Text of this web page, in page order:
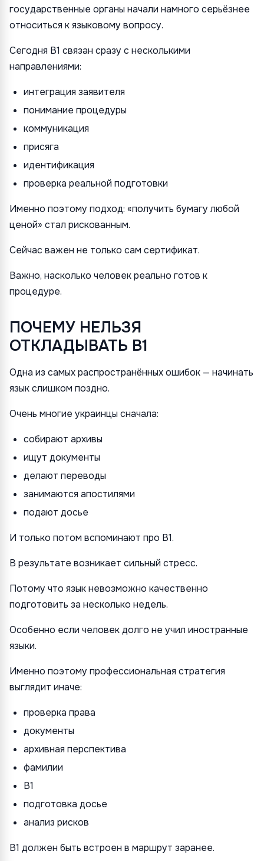
государственные органы начали намного серьёзнее
относиться к языковому вопросу.
Сегодня B1 связан сразу с несколькими
направлениями:
интеграция заявителя
понимание процедуры
коммуникация
присяга
идентификация
проверка реальной подготовки
Именно поэтому подход: «получить бумагу любой
ценой» стал рискованным.
Сейчас важен не только сам сертификат.
Важно, насколько человек реально готов к
процедуре.
ПОЧЕМУ НЕЛЬЗЯ
ОТКЛАДЫВАТЬ B1
Одна из самых распространённых ошибок — начинать
язык слишком поздно.
Очень многие украинцы сначала:
собирают архивы
ищут документы
делают переводы
занимаются апостилями
подают досье
И только потом вспоминают про B1.
В результате возникает сильный стресс.
Потому что язык невозможно качественно
подготовить за несколько недель.
Особенно если человек долго не учил иностранные
языки.
Именно поэтому профессиональная стратегия
выглядит иначе:
проверка права
документы
архивная перспектива
фамилии
B1
подготовка досье
анализ рисков
B1 должен быть встроен в маршрут заранее.